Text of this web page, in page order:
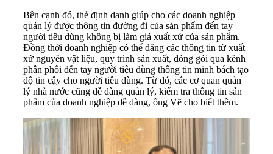
Bên cạnh đó, thẻ định danh giúp cho các doanh nghiệp
quản lý được thông tin đường đi của sản phẩm đến tay
người tiêu dùng không bị làm giả xuất xứ của sản phẩm.
Đồng thời doanh nghiệp có thể đăng các thông tin từ xuất
xứ nguyên vật liệu, quy trình sản xuất, đóng gói qua kênh
phân phối đến tay người tiêu dùng thông tin minh bách tạo
độ tin cậy cho người tiêu dùng. Từ đó, các cơ quan quản
lý nhà nước cũng dễ dàng quản lý, kiểm tra thông tin sản
phẩm của doanh nghiệp dễ dàng, ông Vẽ cho biết thêm.